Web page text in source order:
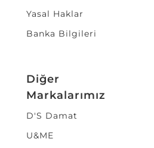
Yasal Haklar
Banka Bilgileri
Diğer
Markalarımız
D'S Damat
U&ME